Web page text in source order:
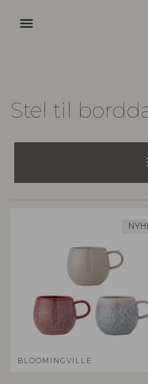
menu
Stel til
BLOOMINGVILLE